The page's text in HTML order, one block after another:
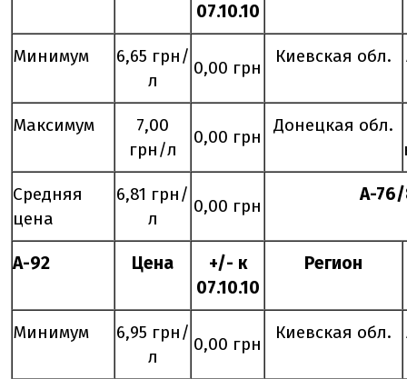
07.10.10
Минимум
6,65 грн/
л
0,00 грн
Киевская обл.
Максимум
7,00
грн/л
0,00 грн
Донецкая обл.
Средняя
цена
6,81 грн/
л
0,00 грн
А-
А-92 Цена
+/- к
07.10.10
Регион
Минимум
6,95 грн/
л
0,00 грн
Киевская обл.